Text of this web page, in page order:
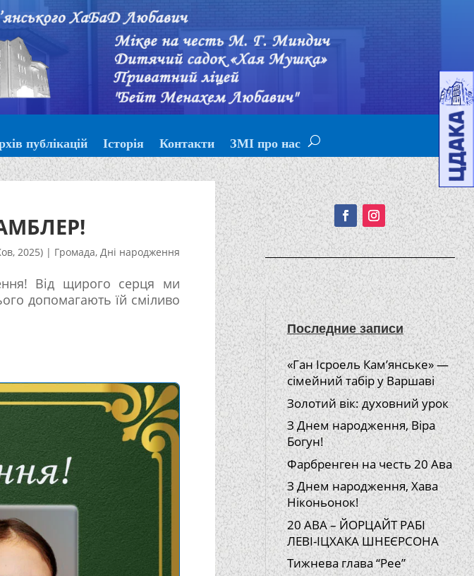
публікацій Історія Контакти ЗМІ про нас
2025)| Громада, Дні народження
Від щирого серця ми
допомагають їй сміливо
Подписывайтесь!
Последние записи
«Ган Ісроель Кам’янське» —
сімейний табір у Варшаві
Золотий вік: духовний урок
З Днем народження, Віра
Богун!
Фарбренген на честь 20 Ава
З Днем народження, Хава
Ніконьонок!
20 АВА – ЙОРЦАЙТ РАБІ
ЛЕВІ-ІЦХАКА ШНЕЄРСОНА
Тижнева глава “Рее”